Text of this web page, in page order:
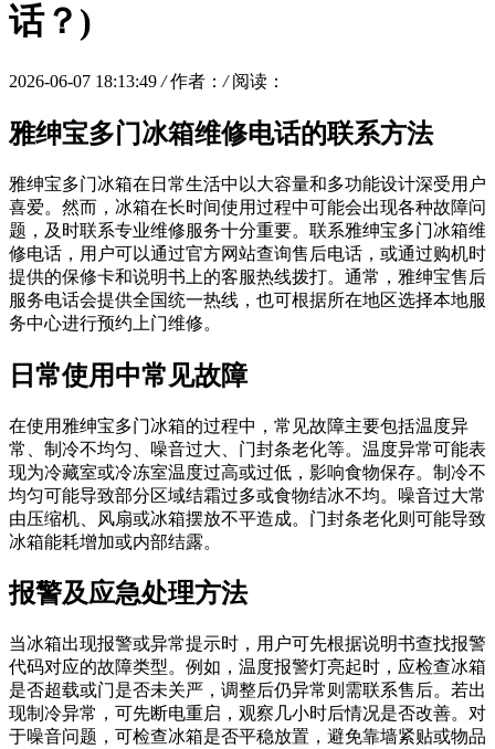
话？)
2026-06-07 18:13:49 / 作者： / 阅读：
雅绅宝多门冰箱维修电话的联系方法
雅绅宝多门冰箱在日常生活中以大容量和多功能设计深受用户
喜爱。然而，冰箱在长时间使用过程中可能会出现各种故障问
题，及时联系专业维修服务十分重要。联系雅绅宝多门冰箱维
修电话，用户可以通过官方网站查询售后电话，或通过购机时
提供的保修卡和说明书上的客服热线拨打。通常，雅绅宝售后
服务电话会提供全国统一热线，也可根据所在地区选择本地服
务中心进行预约上门维修。
日常使用中常见故障
在使用雅绅宝多门冰箱的过程中，常见故障主要包括温度异
常、制冷不均匀、噪音过大、门封条老化等。温度异常可能表
现为冷藏室或冷冻室温度过高或过低，影响食物保存。制冷不
均匀可能导致部分区域结霜过多或食物结冰不均。噪音过大常
由压缩机、风扇或冰箱摆放不平造成。门封条老化则可能导致
冰箱能耗增加或内部结露。
报警及应急处理方法
当冰箱出现报警或异常提示时，用户可先根据说明书查找报警
代码对应的故障类型。例如，温度报警灯亮起时，应检查冰箱
是否超载或门是否未关严，调整后仍异常则需联系售后。若出
现制冷异常，可先断电重启，观察几小时后情况是否改善。对
于噪音问题，可检查冰箱是否平稳放置，避免靠墙紧贴或物品